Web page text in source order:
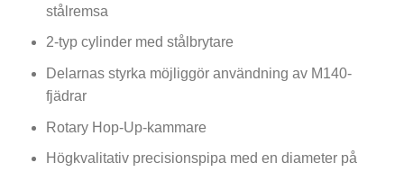
stålremsa
2-typ cylinder med stålbrytare
Delarnas styrka möjliggör användning av M140-
fjädrar
Rotary Hop-Up-kammare
Högkvalitativ precisionspipa med en diameter på